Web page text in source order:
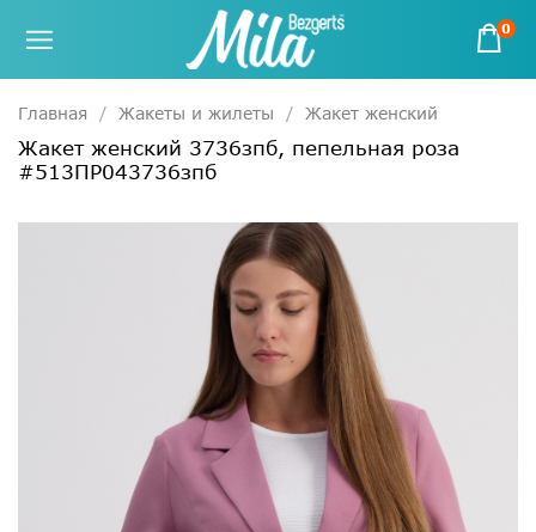
0
Главная Жакеты и жилеты Жакет женский
Жакет женский 3736зпб, пепельная роза
#513ПР043736зпб